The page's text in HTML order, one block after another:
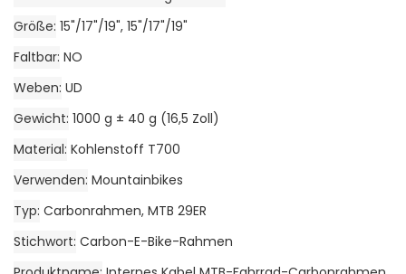
Größe 15"/17"/19", 15"/17"/19"
Faltbar NO
Weben UD
Gewicht 1000 g ± 40 g (16,5 Zoll)
Material Kohlenstoff T700
Verwenden Mountainbikes
Typ Carbonrahmen, MTB 29ER
Stichwort Carbon-E-Bike-Rahmen